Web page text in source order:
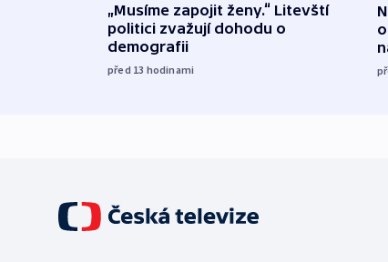
„Musíme zapojit ženy.“ Litevští
politici zvažují dohodu o
demografii
před 13 hodinami